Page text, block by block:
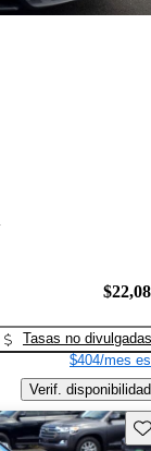
Tasas no divulgadas
$404/mes
Verif. disponibilidad